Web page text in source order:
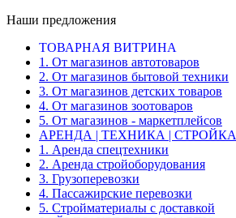
Наши предложения
ТОВАРНАЯ ВИТРИНА
1. От магазинов автотоваров
2. От магазинов бытовой техники
3. От магазинов детских товаров
4. От магазинов зоотоваров
5. От магазинов - маркетплейсов
АРЕНДА | ТЕХНИКА | СТРОЙКА
1. Аренда спецтехники
2. Аренда стройоборудования
3. Грузоперевозки
4. Пассажирские перевозки
5. Стройматериалы с доставкой